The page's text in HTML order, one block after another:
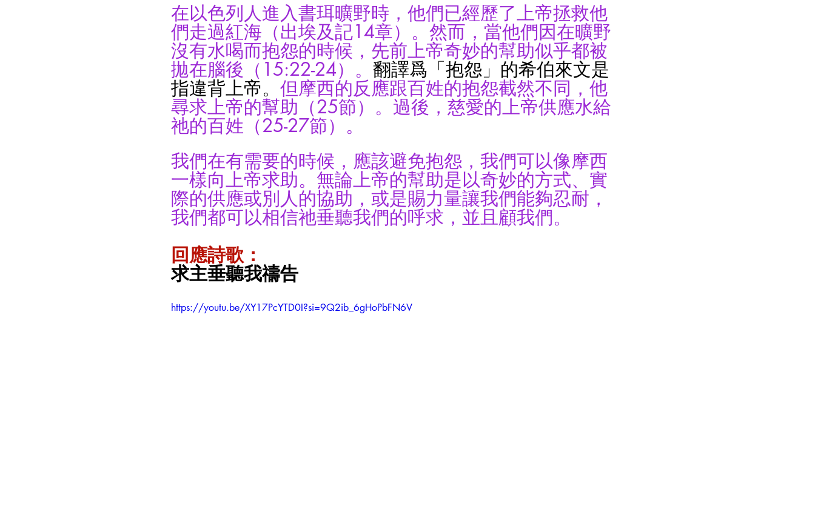
在以色列人進入書珥曠野時，他們已經歷了上帝拯救他
們走過紅海（出埃及記14章）。然而，當他們因在曠野
沒有水喝而抱怨的時候，先前上帝奇妙的幫助似乎都被
拋在腦後（15:22-24）。 翻譯爲「抱怨」的希伯來文是
指違背上帝。 但摩西的反應跟百姓的抱怨截然不同，他
尋求上帝的幫助（25節）。過後，慈愛的上帝供應水給
祂的百姓（25-27節）。
我們在有需要的時候，應該避免抱怨，我們可以像摩西
一樣向上帝求助。無論上帝的幫助是以奇妙的方式、實
際的供應或別人的協助，或是賜力量讓我們能夠忍耐，
我們都可以相信祂垂聽我們的呼求，並且顧我們。
回應詩歌：
求主垂聽我禱告
https://youtu.be/XY17PcYTD0I?si=9Q2ib_6gHoPbFN6V